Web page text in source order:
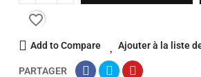
favorite_border
Add to Compare Ajouter à la liste
PARTAGER